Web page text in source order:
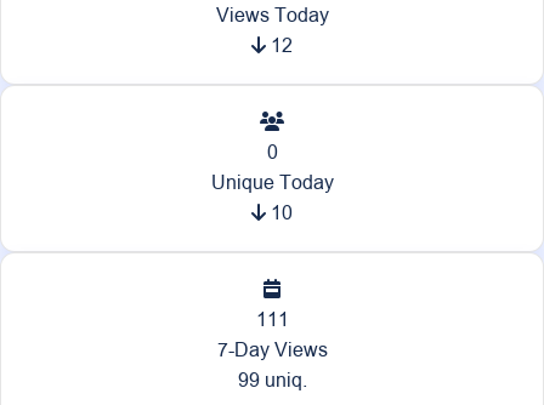
Views Today
12
0
Unique Today
10
111
7-Day Views
99 uniq.